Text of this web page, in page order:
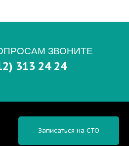
ЗВОНИТЕ
313 24 24
Записаться на СТО